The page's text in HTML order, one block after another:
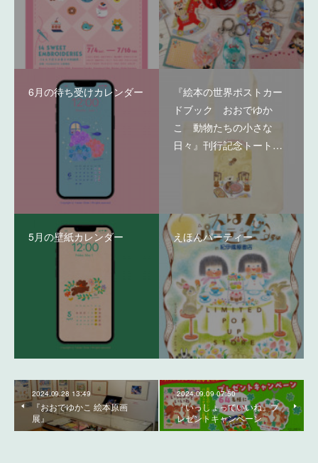
6月の待ち受けカレンダー
『絵本の世界ポストカー
ドブック おおでゆか
こ 動物たちの小さな
日々』刊行記念トート…
5月の壁紙カレンダー えほんパーティー
2024.09.28 13:49
『おおでゆかこ 絵本原画
展』
2024.09.09 07:50
『いっしょっていいね』プ
レゼントキャンペーン